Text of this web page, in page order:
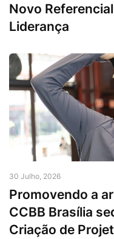
Novo
Liderança
30 Julho, 2026
Promovendo a
CCBB Brasília
Criação de